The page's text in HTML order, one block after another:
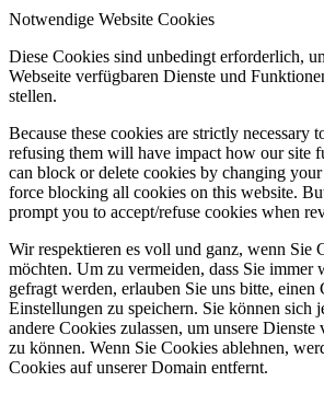
Notwendige Website Cookies
Diese Cookies sind unbedingt erforderlich,
Webseite verfügbaren Dienste und
stellen.
Because these cookies are strictly necessary
refusing them will have impact how our site
can block or delete cookies by changing
force blocking all cookies on this website.
prompt you to accept/refuse cookies when
Wir respektieren es voll und ganz, wenn Sie
möchten. Um zu vermeiden, dass Sie immer
gefragt werden, erlauben Sie uns bitte,
Einstellungen zu speichern. Sie können sich
andere Cookies zulassen, um unsere
zu können. Wenn Sie Cookies ablehnen,
Cookies auf unserer Domain entfernt.